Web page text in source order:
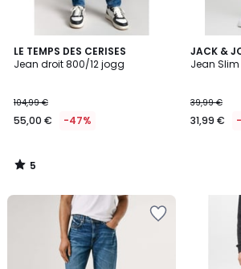
LE TEMPS DES CERISES
Jean droit 800/12 jogg
104,99 €
55,00 € -47%
5
/
5
/
JACK &
Jean Slim
39,99 €
31,99 €